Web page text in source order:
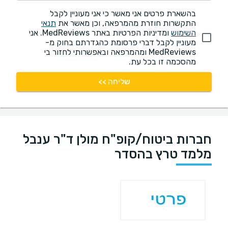
בהשארת פרטים אני מאשר כי אני מעוניין לקבל
התקשרות חוזרת מהמרפאה, וכן מאשר את תנאי
השימוש
ומדיניות הפרטיות באתר MedReviews. אני
מעוניין לקבל דברי פרסומת כהגדרתם בחוק מ-
MedReviews ומהמרפאה ובאפשרותי לחזור בי
מהסכמה זו בכל עת.
שליחה >>
חברות ביטוח/קופ"ח מולן ד"ר ענבל
מלמד טרץ בהסדר